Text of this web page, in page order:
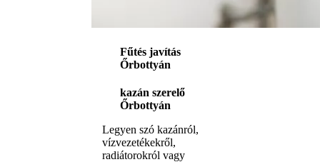
Fűtés javítás
Őrbottyán
kazán szerelő
Őrbottyán
Legyen szó kazánról,
vízvezetékekről,
radiátorokról vagy